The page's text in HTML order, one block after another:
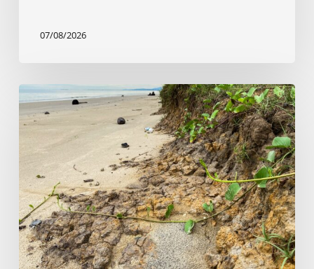
07/08/2026
Inženjer
tvrdi
da
i
sudovi
ignorišu
50
godina
istraživanja
o